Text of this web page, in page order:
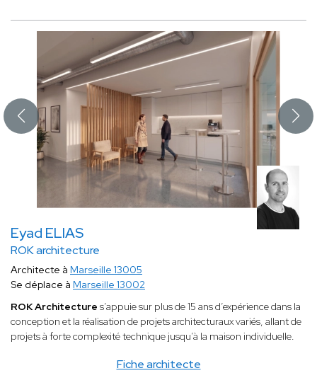
Eyad ELIAS
ROK architecture
Fiche architecte
Architecte à Marseille 13005
Se déplace à Marseille 13002
ROK Architecture s’appuie sur plus de 15 ans d’expérience dans la
conception et la réalisation de projets architecturaux variés, allant de
projets à forte complexité technique jusqu’à la maison individuelle.